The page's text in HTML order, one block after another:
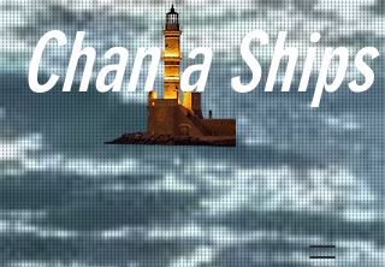
Chan a Ships